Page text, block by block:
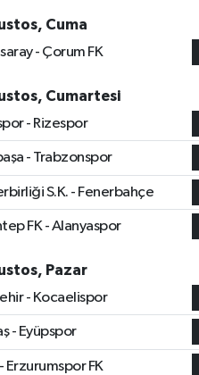
Cuma
- Çorum FK
Cumartesi
- Rizespor
- Trabzonspor
S.K. - Fenerbahçe
FK - Alanyaspor
Pazar
- Kocaelispor
- Eyüpspor
Erzurumspor FK